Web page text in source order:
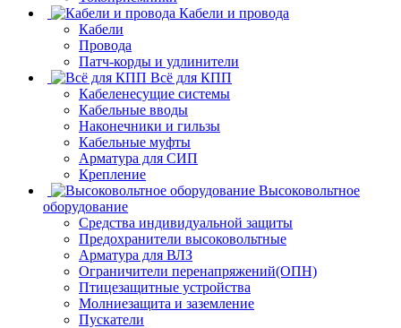
Кабели и провода
Кабели
Провода
Патч-корды и удлинители
Всё для КПП
Кабеленесущие системы
Кабельные вводы
Наконечники и гильзы
Кабельные муфты
Арматура для СИП
Крепление
Высоковольтное
оборудование
Средства индивидуальной защиты
Предохранители высоковольтные
Арматура для ВЛЗ
Ограничители перенапряжений(ОПН)
Птицезащитные устройства
Молниезащита и заземление
Пускатели